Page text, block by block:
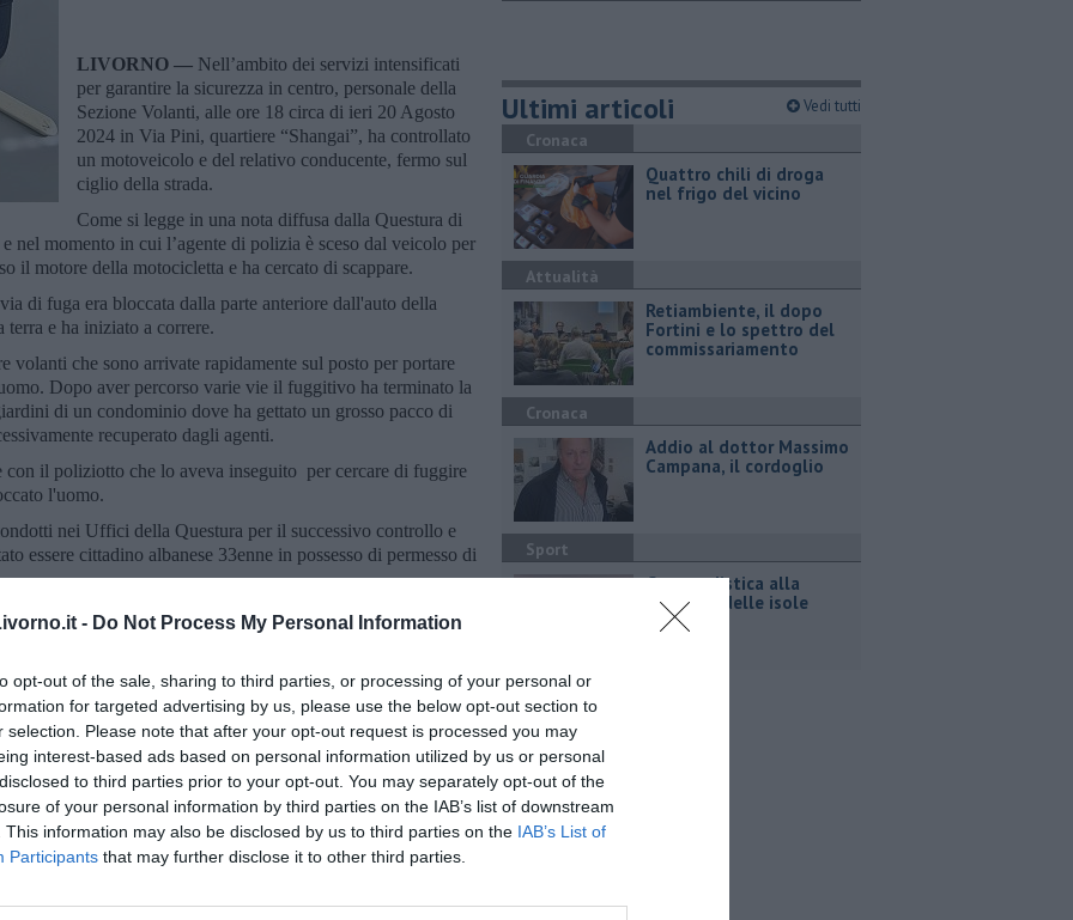
- Do Not Process My Personal Information
opt-out of the sale, sharing to third parties, or processing of your personal or
for targeted advertising by us, please use the below opt-out section to
selection. Please note that after your opt-out request is processed you may
interest-based ads based on personal information utilized by us or personal
to third parties prior to your opt-out. You may separately opt-out of the
of your personal information by third parties on the IAB’s list of downstream
This information may also be disclosed by us to third parties on the IAB’s List of
Participants that may further disclose it to other third parties.
LIVORNO — Nell’ambito dei servizi intensificati
per garantire la sicurezza in centro, personale della
Sezione Volanti, alle ore 18 circa di ieri 20 Agosto
2024 in Via Pini, quartiere “Shangai”, ha controllato
un motoveicolo e del relativo conducente, fermo sul
ciglio della strada.
Come si legge in una nota diffusa dalla Questura di
nel momento in cui l’agente di polizia è sceso dal veicolo per
il motore della motocicletta e ha cercato di scappare.
di fuga era bloccata dalla parte anteriore dall'auto della
terra e ha iniziato a correre.
volanti che sono arrivate rapidamente sul posto per portare
Dopo aver percorso varie vie il fuggitivo ha terminato la
di un condominio dove ha gettato un grosso pacco di
recuperato dagli agenti.
il poliziotto che lo aveva inseguito per cercare di fuggire
l'uomo.
nei Uffici della Questura per il successivo controllo e
essere cittadino albanese 33enne in possesso di permesso di
pacco avvolto da nastro da imballaggio di colore marrone a
per un peso complessivo di 551 grammi.
carcere di Livorno.
iscriviti allaNewsletter QUInews - ToscanaMedia.
nella tua casella di posta.
Ultimi articoli Vedi tutti
Cronaca
Quattro chili di droga
nel frigo del vicino
Attualità
Retiambiente, il dopo
Fortini e lo spettro del
commissariamento
Cronaca
Addio al dottor Massimo
Campana, il cordoglio
Sport
Gara podistica alla
scoperta delle isole
toscane